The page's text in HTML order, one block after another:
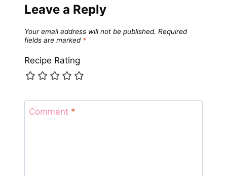
Leave a Reply
Your email address will not be published. Required
fields are marked *
Recipe Rating
Comment *